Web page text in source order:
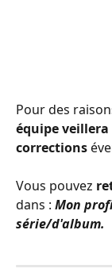
Pour des
équipe
corrections
Vous pouvez
dans : Mon
série/d'album.